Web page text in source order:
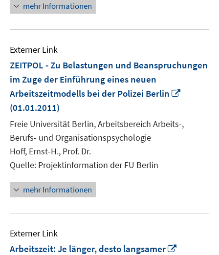
mehr Informationen
Externer Link
ZEITPOL - Zu Belastungen und Beanspruchungen
im Zuge der Einführung eines neuen
Arbeitszeitmodells bei der Polizei Berlin
öffnen
(01.01.2011)
Freie Universität Berlin, Arbeitsbereich Arbeits-,
Berufs- und Organisationspsychologie
Hoff, Ernst-H., Prof. Dr.
Quelle: Projektinformation der FU Berlin
mehr Informationen
Externer Link
Arbeitszeit: Je länger, desto langsamer